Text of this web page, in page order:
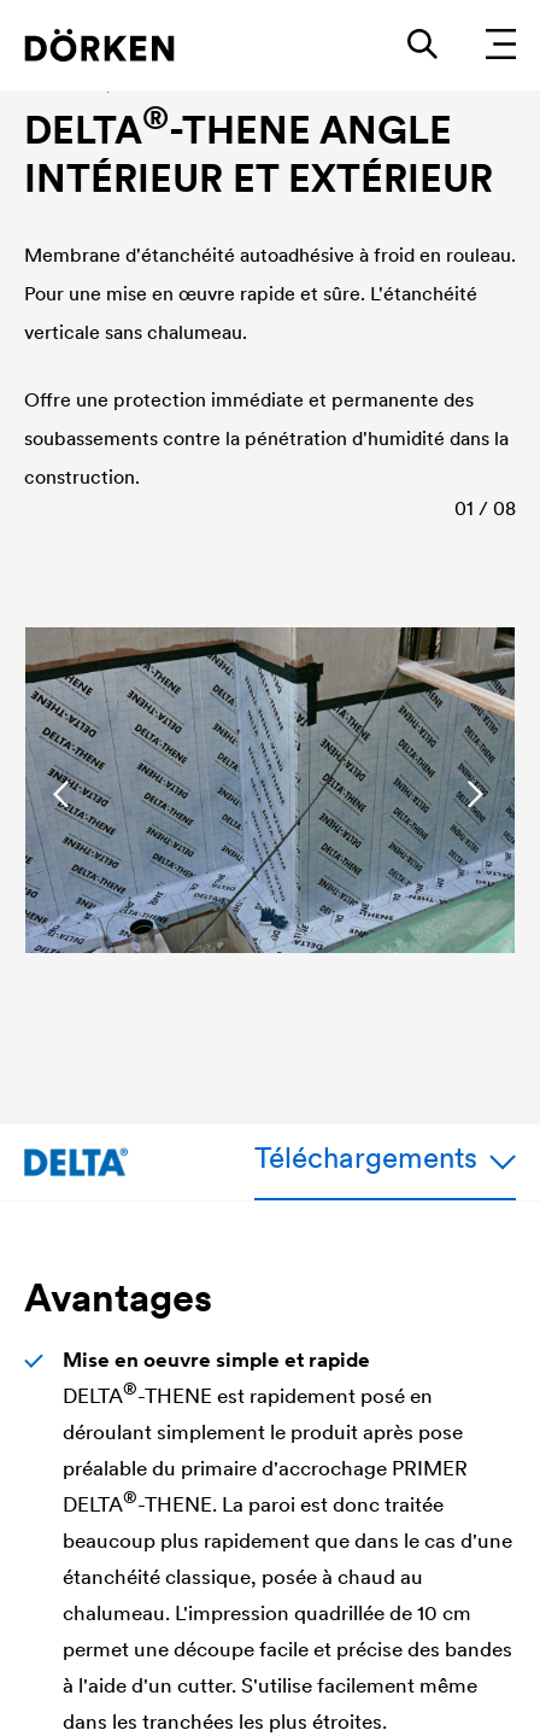
DELTA®-THENE ANGLE
INTÉRIEUR ET EXTÉRIEUR
Membrane d'étanchéité autoadhésive à froid en rouleau.
Pour une mise en œuvre rapide et sûre. L'étanchéité
verticale sans chalumeau.
Offre une protection immédiate et permanente des
soubassements contre la pénétration d'humidité dans la
construction.
01 / 08
Téléchargements
Avantages
Mise en oeuvre simple et rapide
DELTA®-THENE est rapidement posé en
déroulant simplement le produit après pose
préalable du primaire d'accrochage PRIMER
DELTA®-THENE. La paroi est donc traitée
beaucoup plus rapidement que dans le cas d'une
étanchéité classique, posée à chaud au
chalumeau. L'impression quadrillée de 10 cm
permet une découpe facile et précise des bandes
à l'aide d'un cutter. S'utilise facilement même
dans les tranchées les plus étroites.